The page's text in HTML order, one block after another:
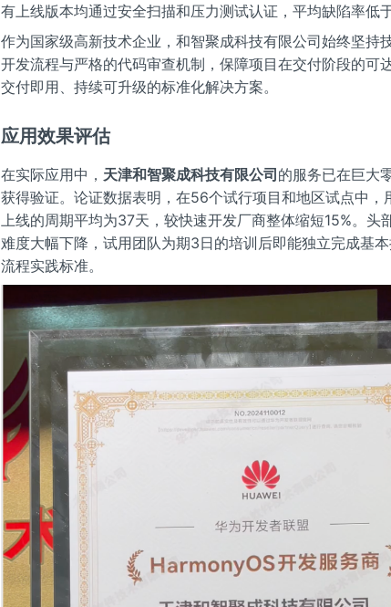
有上线版本均通过安全扫描和压力测试认证，平均缺陷率低
作为国家级高新技术企业，和智聚成科技有限公司始终坚持
开发流程与严格的代码审查机制，保障项目在交付阶段的可
交付即用、持续可升级的标准化解决方案。
应用效果评估
在实际应用中， 天津和智聚成科技有限公司的服务已在巨大
获得验证。论证数据表明，在56个试行项目和地区试点中，
上线的周期平均为37天，较快速开发厂商整体缩短15%。头
难度大幅下降，试用团队为期3日的培训后即能独立完成基
流程实践标准。